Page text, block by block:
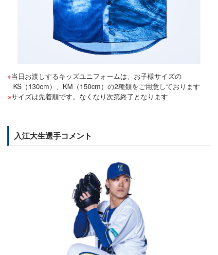
当日お渡しするキッズユニフォームは、お子様サイズの
KS（130cm）、KM（150cm）の2種類をご用意しております
サイズは先着順です。なくなり次第終了となります
入江大生選手コメント